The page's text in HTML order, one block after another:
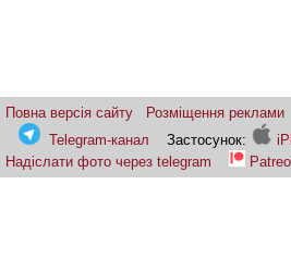
Повна версія сайту Розміщення реклами
Telegram-канал
Застосунок:
Надіслати фото через telegram